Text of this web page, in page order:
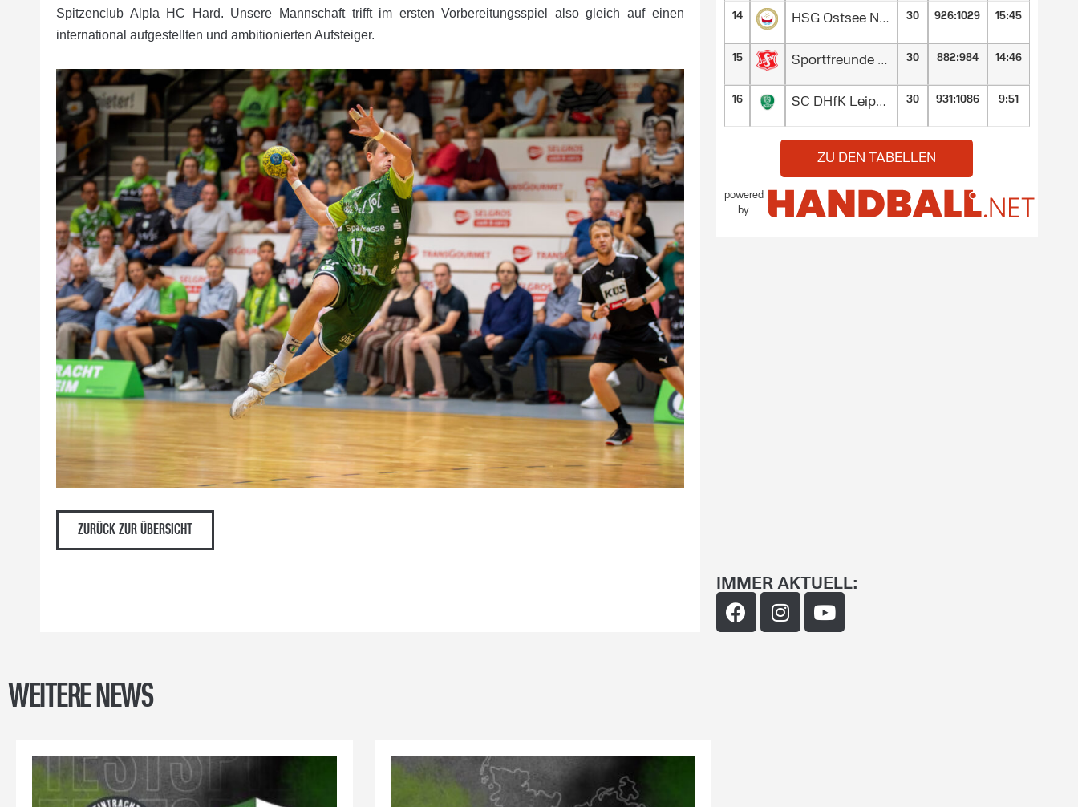
Spitzenclub Alpla HC Hard. Unsere Mannschaft trifft im ersten Vorbereitungsspiel also gleich auf einen
international aufgestellten und ambitionierten Aufsteiger.
ZURÜCK ZUR ÜBERSICHT
14 HSG Ostsee N/G 30 926:1029 15:45
15 Sportfreunde Söhre von 1947 30 882:984 14:46
16 SC DHfK Leipzig II 30 931:1086 9:51
ZU DEN TABELLEN
powered
by
IMMER AKTUELL:
WEITERE NEWS